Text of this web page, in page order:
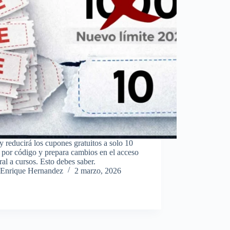
reducirá los cupones gratuitos a solo 10
por código y prepara cambios en el acceso
a cursos. Esto debes saber.
Enrique Hernandez
2 marzo, 2026